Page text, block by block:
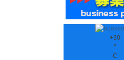
+30
°
C